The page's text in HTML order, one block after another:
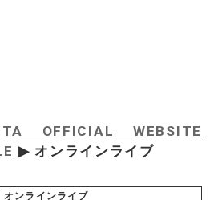
OFFICIAL WEBSITE
▶ オンラインライブ
オンラインライブ